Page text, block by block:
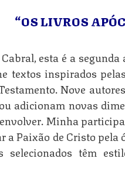
“OS LIVROS
esta é a
textos inspirados
Nove
adicionam novas
Minha
a Paixão de Cristo
selecionados têm